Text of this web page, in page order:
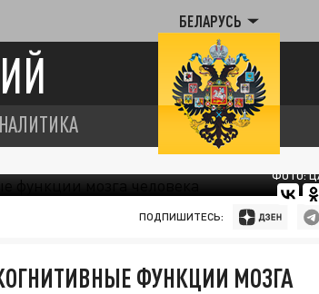
БЕЛАРУСЬ
ФОТО:
ПОДПИШИТЕСЬ:
ФУНКЦИИ МОЗГА